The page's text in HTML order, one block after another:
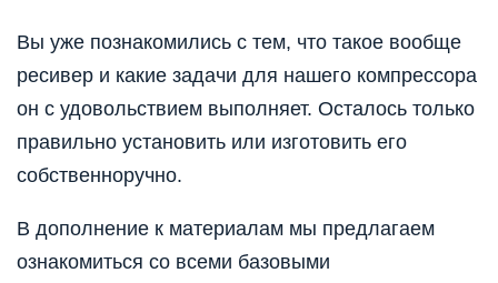
Вы уже познакомились с тем, что такое вообще
ресивер и какие задачи для нашего компрессора
он с удовольствием выполняет. Осталось только
правильно установить или изготовить его
собственноручно.
В дополнение к материалам мы предлагаем
ознакомиться со всеми базовыми